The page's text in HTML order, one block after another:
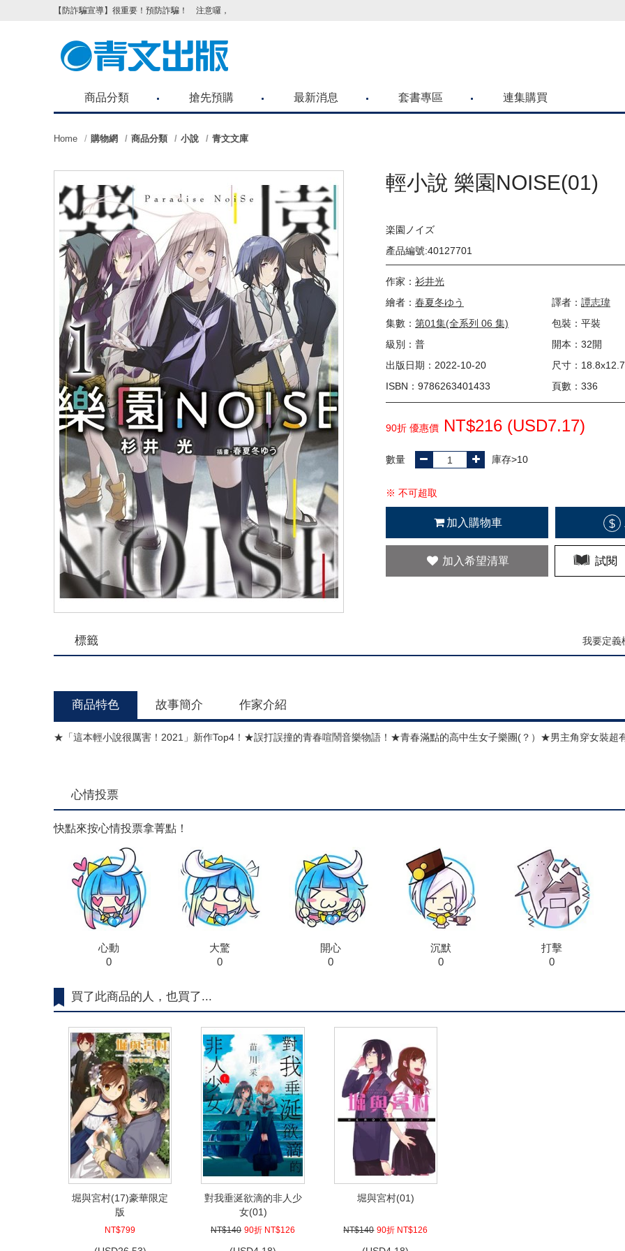
【防詐騙宣導】很重要！預防詐騙！ 注意囉，不要被騙了！請各位喜歡青文購物網的朋友們，提高警覺！
商品分類 搶先預購 最新消息 套書專區 連集購買
Home 購物網 商品分類 小說 青文文庫
輕小說 樂園NOISE(01)
楽園ノイズ
產品編號:40127701
作家： 衫井光
繪者： 春夏冬ゆう 譯者： 譚志瑋
集數： 第01集(全系列 06 集)
包裝：平裝
級別：普
開本：32開
出版日期：2022-10-20
尺寸：18.8x12.7
ISBN：9786263401433
頁數：336
90折 優惠價 NT$216 (USD7.17)
數量 庫存>10
※ 不可超取
加入購物車 $
加入希望清單 試閱
標籤 我要定義
商品特色 故事簡介 作家介紹
★「這本輕小說很厲害！2021」新作Top4！★誤打誤撞的青春喧鬧音樂物語！★青春滿點的高中生女子樂團(？）★男主角穿女裝超
心情投票
快點來按心情投票拿菁點！
心動
0
大驚
0
開心
0
沉默
0
打擊
0
買了此商品的人，也買了...
堀與宮村(17)豪華限定
版
NT$799
對我垂涎欲滴的非人少
女(01)
NT$140 90折 NT$126
堀與宮村(01)
NT$140 90折 NT$126